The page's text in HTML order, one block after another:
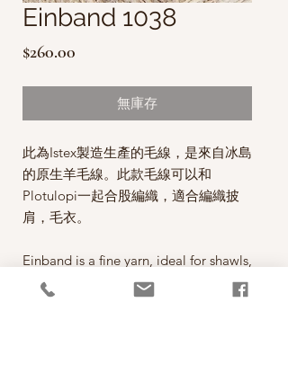
Einband 1038
$260.00
無庫存
此為Istex製造生產的毛線，是來自冰島
的原生羊毛線。 此款毛線可以和
Plotulopi一起合股編織，適合編織披
肩，毛衣。
Einband is a fine yarn, ideal for shawls,
light garments and lace knitting.
Einband can be knitted using more